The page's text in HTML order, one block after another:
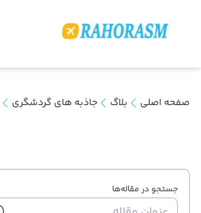
صفحه اصلی بلاگ جاذبه های گردشگری
جستجو در مقاله‌ها